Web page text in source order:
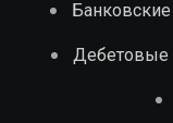
Дебетовые